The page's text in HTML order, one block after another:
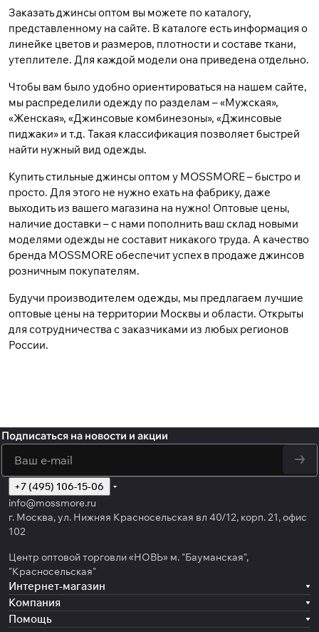
Заказать джинсы оптом вы можете по каталогу,
представленному на сайте. В каталоге есть информация о
линейке цветов и размеров, плотности и составе ткани,
утеплителе. Для каждой модели она приведена отдельно.
Чтобы вам было удобно ориентироваться на нашем сайте,
мы распределили одежду по разделам – «Мужская»,
«Женская», «Джинсовые комбинезоны», «Джинсовые
пиджаки» и т.д. Такая классификация позволяет быстрей
найти нужный вид одежды.
Купить стильные джинсы оптом у MOSSMORE – быстро и
просто. Для этого не нужно ехать на фабрику, даже
выходить из вашего магазина на нужно! Оптовые цены,
наличие доставки – с нами пополнить ваш склад новыми
моделями одежды не составит никакого труда. А качество
бренда MOSSMORE обеспечит успех в продаже джинсов
розничным покупателям.
Будучи производителем одежды, мы предлагаем лучшие
оптовые цены на территории Москвы и области. Открыты
для сотрудничества с заказчиками из любых регионов
России.
Подписаться на новости и акции
+7 (495) 106-15-06
info@mossmore.ru
г. Москва, ул. Нижняя Красносельская вл 40/12, корп. 21, офис
102
Центр оптовой торговли «НОВЬ» м. "Бауманская",
"Красносельская"
Интернет-магазин
Компания
Помощь